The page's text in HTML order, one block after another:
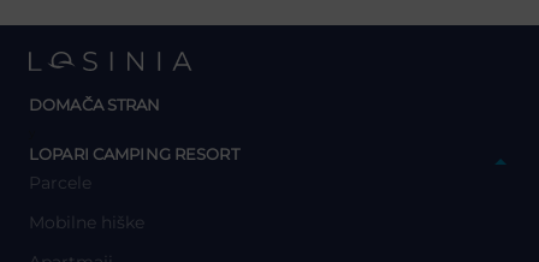
DOMAČA STRAN
LOPARI CAMPING RESORT
Parcele
Mobilne hiške